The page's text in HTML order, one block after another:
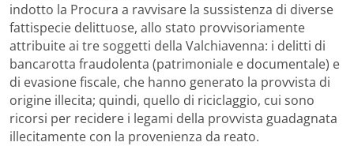
indotto la Procura a ravvisare la sussistenza di diverse
fattispecie delittuose, allo stato provvisoriamente
attribuite ai tre soggetti della Valchiavenna: i delitti di
bancarotta fraudolenta (patrimoniale e documentale) e
di evasione fiscale, che hanno generato la provvista di
origine illecita; quindi, quello di riciclaggio, cui sono
ricorsi per recidere i legami della provvista guadagnata
illecitamente con la provenienza da reato.